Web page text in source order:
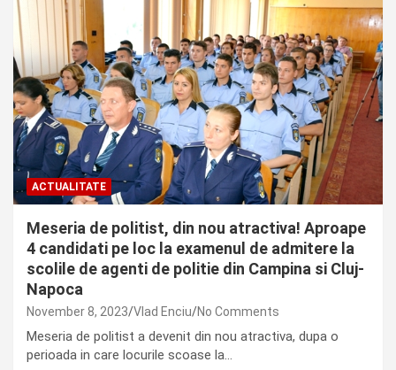
ACTUALITATE
Meseria de politist, din nou atractiva! Aproape
4 candidati pe loc la examenul de admitere la
scolile de agenti de politie din Campina si Cluj-
Napoca
November 8, 2023 Vlad Enciu No Comments
Meseria de politist a devenit din nou atractiva, dupa o
perioada in care locurile scoase la…